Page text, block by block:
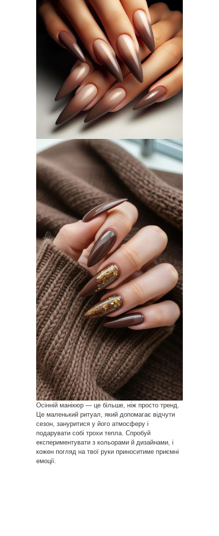
Осінній манікюр — це більше, ніж просто тренд.
Це маленький ритуал, який допомагає відчути
сезон, зануритися у його атмосферу і
подарувати собі трохи тепла. Спробуй
експериментувати з кольорами й дизайнами, і
кожен погляд на твої руки приноситиме приємні
емоції.